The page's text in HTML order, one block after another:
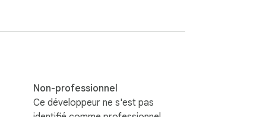
Non-professionnel
Ce développeur ne s'est pas